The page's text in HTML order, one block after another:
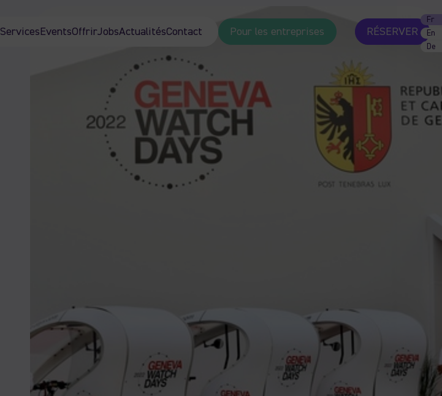
Services EventsOffrirJobsActualitésContact Pour les entreprises RÉSERVER
Fr
En
De